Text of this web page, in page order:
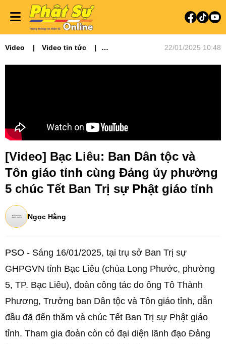
Video
Video tin tức
22/01/2025 10:48
[Video] Bạc Liêu: Ban Dân tộc và
Tôn giáo tỉnh cùng Đảng ủy phường
5 chúc Tết Ban Trị sự Phật giáo tỉnh
Ngọc Hằng
PSO - Sáng 16/01/2025, tại trụ sở Ban Trị sự
GHPGVN tỉnh Bạc Liêu (chùa Long Phước, phường
5, TP. Bạc Liêu), đoàn công tác do ông Tô Thành
Phương, Trưởng ban Dân tộc và Tôn giáo tỉnh, dẫn
đầu đã đến thăm và chúc Tết Ban Trị sự Phật giáo
tỉnh. Tham gia đoàn còn có đại diện lãnh đạo Đảng